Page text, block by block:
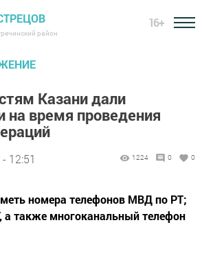
район
16+
Казани дали
на время проведения
12:51 1224 0 0
номера телефонов МВД по РТ;
а также многоканальный телефон